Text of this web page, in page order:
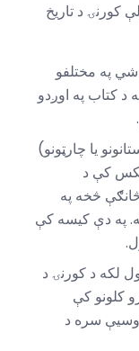
کورنۍ د تاریخ
په مختلفو
د کتاب په اوږدو
یا چارټونو)
کې د
څخه په
په دې کیسه کې
لکه د کورنۍ د
کلونو کې
سره د